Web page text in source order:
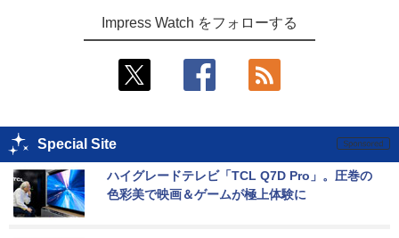
Impress Watch をフォローする
Special Site
ハイグレードテレビ「TCL Q7D Pro」。圧巻の
色彩美で映画＆ゲームが極上体験に